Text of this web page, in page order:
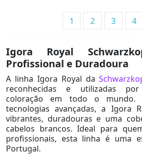
1 2 3 4
Igora Royal
Profissional e Duradoura
A linha Igora Royal da
reconhecidas e utilizadas
coloração em todo o mundo.
tecnologias avançadas, a Igora
vibrantes, duradouras e uma
cabelos brancos. Ideal para
profissionais, esta linha é uma
Portugal.